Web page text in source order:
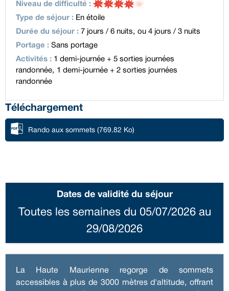
Niveau de difficulté :
Type de séjour : En étoile
Durée du séjour : 7 jours / 6 nuits
ou 4 jours / 3 nuits
Portage : Sans portage
Activités : 1 demi-journée + 5 sorties journées
randonnée
1 demi-journée + 2 sorties journées
randonnée
Téléchargement
Rando aux sommets (769.82 Ko)
Dates de validité du séjour
Toutes les semaines du 05/07/2026 au
29/08/2026
La Haute Maurienne regorge de sommets
accessibles à plus de 3000 mètres d'altitude, offrant